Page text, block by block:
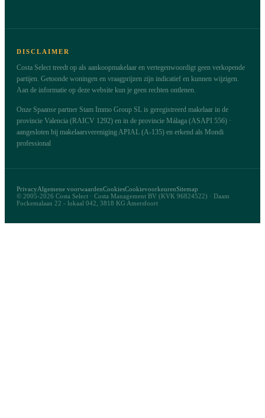
DISCLAIMER
Costa Select treedt op als aankoopmakelaar en vertegenwoordigt geen verkopende
partijen. Getoonde woningen en vraagprijzen zijn indicatief en kunnen wijzigen.
Aan de informatie op deze website kun je geen rechten ontlenen.
Onze Spaanse partner Stam Immo Group SL is geregistreerd makelaar in de
provincie Valencia (RAICV 1292) en in de provincie Málaga (ASAPI 556) ·
aangesloten bij makelaarsvereniging APIAL (A-135) en erkend als Mondi
professional
© 2005-2026 Costa Select · Costa Management BV (KVK 96824522) · Daam
Fockemalaan 22 - lokaal 042, 3818 KG Amersfoort
PrivacyAlgemene voorwaardenCookiesCookievoorkeurenSitemap